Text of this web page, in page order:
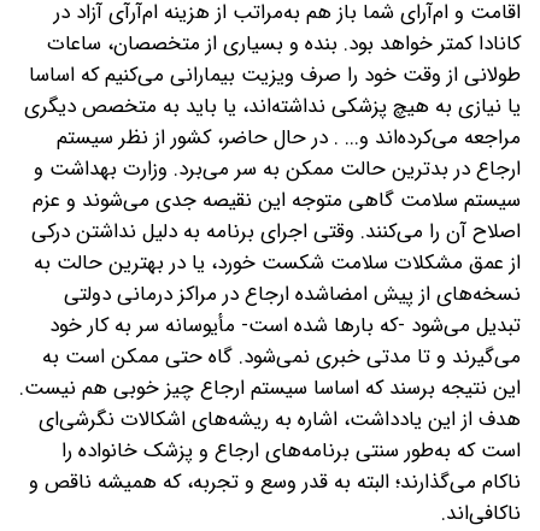
اقامت و ام‌آر‌ای شما باز هم به‌مراتب از هزینه ام‌آر‌آی آزاد در
کانادا کمتر خواهد بود. بنده و بسیاری از متخصصان، ساعات
طولانی از وقت خود را صرف ویزیت بیمارانی می‌کنیم که اساسا
یا نیازی به هیچ پزشکی نداشته‌اند، یا باید به متخصص دیگری
مراجعه می‌کرده‌اند و... . در حال حاضر، کشور از نظر سیستم
ارجاع در بدترین حالت ممکن به سر می‌برد. وزارت بهداشت و
سیستم سلامت گاهی متوجه این نقیصه جدی می‌شوند و عزم
اصلاح آن را می‌کنند. وقتی اجرای برنامه به دلیل نداشتن درکی
از عمق مشکلات سلامت شکست خورد، یا در بهترین حالت به
نسخه‌های از پیش امضاشده ارجاع در مراکز درمانی دولتی
تبدیل می‌شود -که بارها شده است- مأیوسانه سر به کار خود
می‌گیرند و تا مدتی خبری نمی‌شود. گاه حتی ممکن است به
این نتیجه برسند که اساسا سیستم ارجاع چیز خوبی هم نیست.
هدف از این یادداشت، اشاره به ریشه‌های اشکالات نگرشی‌ای
است که به‌طور سنتی برنامه‌های ارجاع و پزشک خانواده را
ناکام می‌گذارند؛ البته به قدر وسع و تجربه، که همیشه ناقص و
ناکافی‌اند.